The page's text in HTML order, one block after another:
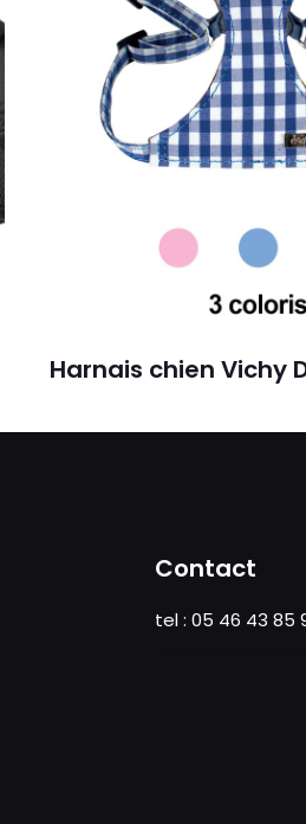
Harnais chien Vichy
Contact
tel : 05 46 43 85